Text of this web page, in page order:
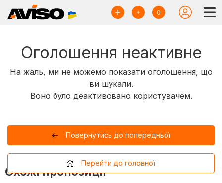
0
Оголошення неактивне
На жаль, ми не можемо показати оголошення, що
ви шукали.
Воно було деактивовано користувачем.
Повернутись до попередньої
Перейти до головної
Схожі пропозиції